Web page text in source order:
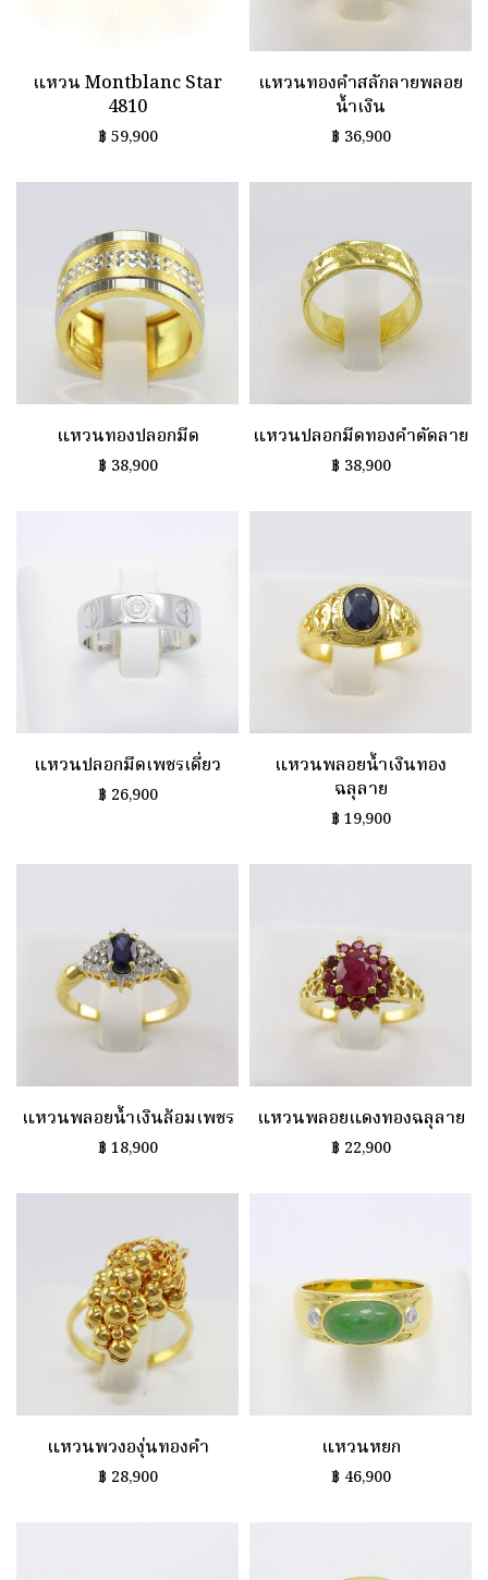
แหวน Montblanc Star
4810
฿ 59,900
แหวนทองคำสลักลายพลอย
น้ำเงิน
฿ 36,900
แหวนทองปลอกมีด
฿ 38,900
แหวนปลอกมีดทองคำตัดลาย
฿ 38,900
แหวนปลอกมีดเพชรเดี่ยว
฿ 26,900
แหวนพลอยน้ำเงินทอง
ฉลุลาย
฿ 19,900
แหวนพลอยน้ำเงินล้อมเพชร
฿ 18,900
แหวนพลอยแดงทองฉลุลาย
฿ 22,900
แหวนพวงองุ่นทองคำ
฿ 28,900
แหวนหยก
฿ 46,900